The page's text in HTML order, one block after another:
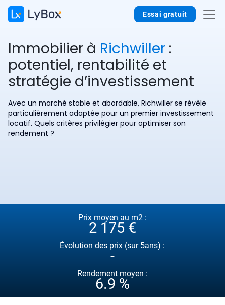
Essai gratuit
Immobilier à Richwiller :
potentiel, rentabilité et
stratégie d’investissement
Avec un marché stable et abordable, Richwiller se révèle
particulièrement adaptée pour un premier investissement
locatif. Quels critères privilégier pour optimiser son
rendement ?
Prix moyen au m2 :
2 175 €
Évolution des prix (sur 5ans) :
-
Rendement moyen :
6.9 %